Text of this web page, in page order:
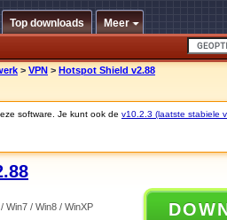
Top downloads Meer
> VPN > Hotspot Shield v2.88
software. Je kunt ook de v10.2.3 (laatste stabiele
Win7 / Win8 / WinXP